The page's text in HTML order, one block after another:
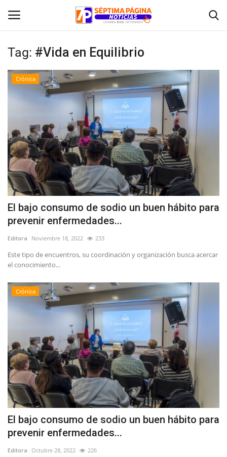
Inicio
Crónica
Tribunales
Deporte
Política
Espectáculos
Tag: #Vida en Equilibrio
Crónica
El bajo consumo de sodio un buen hábito para
prevenir enfermedades...
Editora Noviembre 18, 2022 233
Este tipo de encuentros, su coordinación y organización busca acercar
el conocimiento...
Crónica
El bajo consumo de sodio un buen hábito para
prevenir enfermedades...
Editora Octubre 28, 2022 226